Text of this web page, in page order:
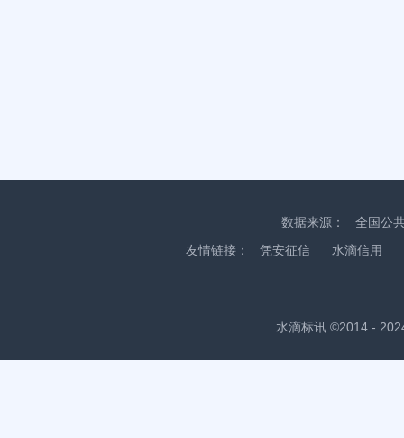
数据来源：
全国公
友情链接：
凭安征信 水滴信用
水滴标讯 ©2014 -